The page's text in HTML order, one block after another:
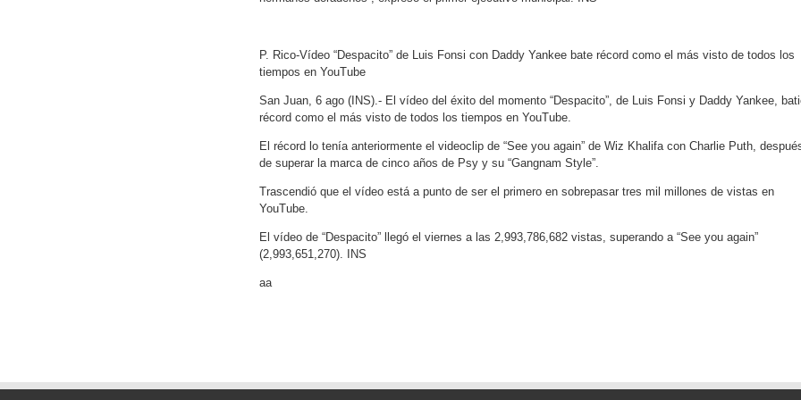
P. Rico-Vídeo “Despacito” de Luis Fonsi con Daddy Yankee bate récord como el más visto de todos los
tiempos en YouTube
San Juan, 6 ago (INS).- El vídeo del éxito del momento “Despacito”, de Luis Fonsi y Daddy Yankee,
récord como el más visto de todos los tiempos en YouTube.
El récord lo tenía anteriormente el videoclip de “See you again” de Wiz Khalifa con Charlie Puth,
de superar la marca de cinco años de Psy y su “Gangnam Style”.
Trascendió que el vídeo está a punto de ser el primero en sobrepasar tres mil millones de vistas en
YouTube.
El vídeo de “Despacito” llegó el viernes a las 2,993,786,682 vistas, superando a “See you again”
(2,993,651,270). INS
aa